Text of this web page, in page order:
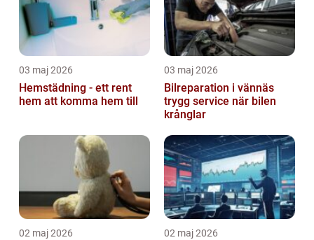
03 maj 2026
Hemstädning - ett rent
hem att komma hem till
03 maj 2026
Bilreparation i vännäs
trygg service när bilen
krånglar
02 maj 2026 02 maj 2026